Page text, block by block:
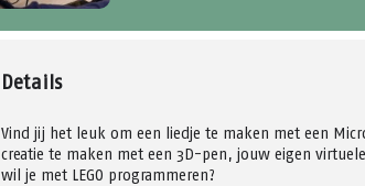
Details
Vind jij het leuk om een liedje te maken met een
creatie te maken met een 3D-pen, jouw eigen
wil je met LEGO programmeren?